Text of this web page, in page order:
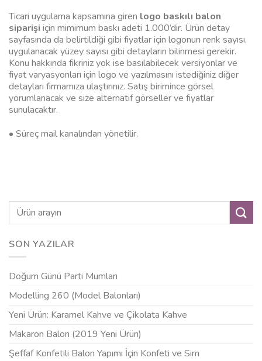
Ticari uygulama kapsamına giren logo baskılı balon
siparişi için mimimum baskı adeti 1.000’dir. Ürün detay
sayfasında da belirtildiği gibi fiyatlar için logonun renk sayısı,
uygulanacak yüzey sayısı gibi detayların bilinmesi gerekir.
Konu hakkında fikriniz yok ise basılabilecek versiyonlar ve
fiyat varyasyonları için logo ve yazılmasını istediğiniz diğer
detayları firmamıza ulaştırınız. Satış birimince görsel
yorumlanacak ve size alternatif görseller ve fiyatlar
sunulacaktır.
• Süreç mail kanalından yönetilir.
SON YAZILAR
Doğum Günü Parti Mumları
Modelling 260 (Model Balonları)
Yeni Ürün: Karamel Kahve ve Çikolata Kahve
Makaron Balon (2019 Yeni Ürün)
Şeffaf Konfetili Balon Yapımı İçin Konfeti ve Sim